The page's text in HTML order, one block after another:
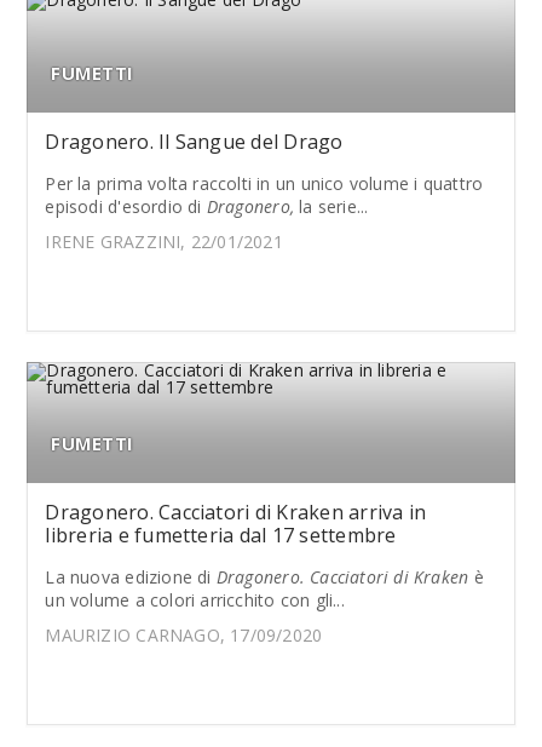
FUMETTI
Dragonero. Il Sangue del Drago
Per la prima volta raccolti in un unico volume i quattro
episodi d'esordio di Dragonero, la serie...
IRENE GRAZZINI, 22/01/2021
FUMETTI
Dragonero. Cacciatori di Kraken arriva in
libreria e fumetteria dal 17 settembre
La nuova edizione di Dragonero. Cacciatori di Kraken è
un volume a colori arricchito con gli...
MAURIZIO CARNAGO, 17/09/2020